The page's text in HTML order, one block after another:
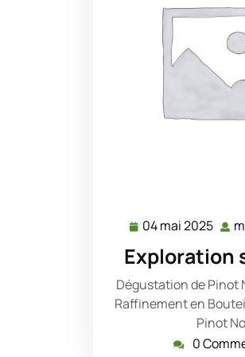
04 mai 2025 04
2025
Exploration
Dégustation de Pinot
Raffinement en
Pinot
0